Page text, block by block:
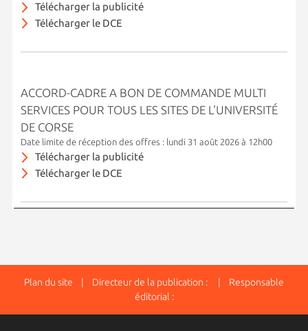
Télécharger la publicité
Télécharger le DCE
ACCORD-CADRE A BON DE COMMANDE MULTI
SERVICES POUR TOUS LES SITES DE L'UNIVERSITÉ
DE CORSE
Date limite de réception des offres : lundi 31 août 2026 à 12h00
Télécharger la publicité
Télécharger le DCE
Plan du site | Directeur de la publication : | Responsable
éditorial :